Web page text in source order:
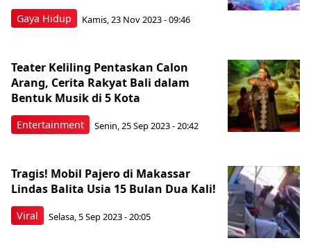
Gaya Hidup Kamis, 23 Nov 2023 - 09:46
Entertainment
Teater Keliling Pentaskan Calon
Arang, Cerita Rakyat Bali dalam
Bentuk Musik di 5 Kota
Senin, 25 Sep 2023 - 20:42
Viral
Tragis! Mobil Pajero di Makassar
Lindas Balita Usia 15 Bulan Dua Kali!
Selasa, 5 Sep 2023 - 20:05